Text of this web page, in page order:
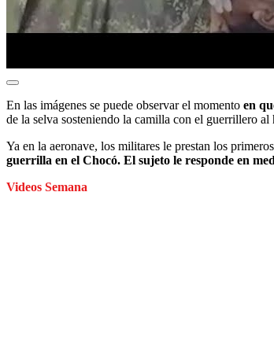
En las imágenes se puede observar el momento en
de la selva sosteniendo la camilla con el guerrillero al
Ya en la aeronave, los militares le prestan los
guerrilla en el Chocó. El sujeto le responde en
Videos Semana